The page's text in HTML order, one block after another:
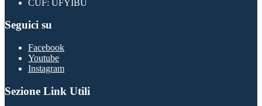
CUF: UFYIBU
Seguici su
Facebook
Youtube
Instagram
Sezione Link Utili